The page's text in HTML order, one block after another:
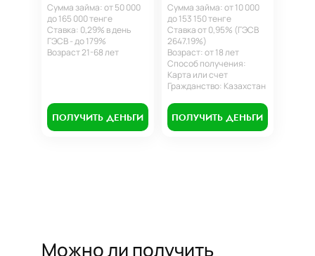
Сумма займа: от 50 000
до 165 000 тенге
Ставка: 0,29% в день
ГЭСВ - до 179%
Возраст 21-68 лет
ПОЛУЧИТЬ ДЕНЬГИ
Сумма займа: от 10 000
до 153 150 тенге
Ставка от 0,95% (ГЭСВ
2647.19%)
Возраст: от 18 лет
Способ получения:
Карта или счет
Гражданство: Казахстан
ПОЛУЧИТЬ ДЕНЬГИ
Можно ли получить